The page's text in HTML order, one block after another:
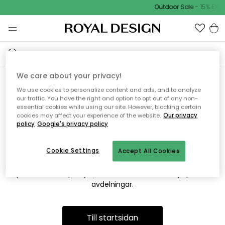
Outdoor Sale - 15%
Vi hittar tyvärr inte sidan du
söker
Detta kan bero på att sidan inte längre finns eller att den har
flyttats. Vi ber om ursäkt för besväret. I menyn ovan kan du
prova att söka på nytt, eller besöka en av våra populära
avdelningar.
Till startsidan
We care about your privacy!
We use cookies to personalize content and ads, and to analyze
our traffic. You have the right and option to opt out of any non-
essential cookies while using our site. However, blocking certain
cookies may affect your experience of the website. Our privacy
policy Google's privacy policy
Accept All Cookies
Cookie Settings